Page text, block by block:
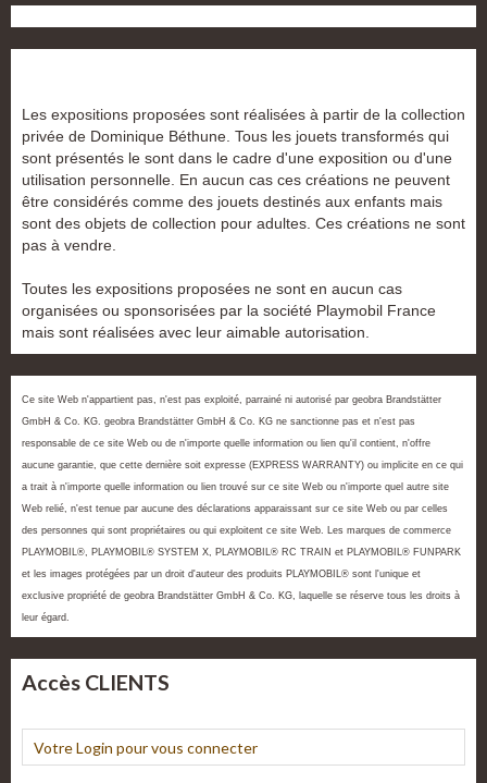
Les expositions proposées sont réalisées à partir de la collection
privée de Dominique Béthune. Tous les jouets transformés qui
sont présentés le sont dans le cadre d'une exposition ou d'une
utilisation personnelle. En aucun cas ces créations ne peuvent
être considérés comme des jouets destinés aux enfants mais
sont des objets de collection pour adultes. Ces créations ne sont
pas à vendre.
Toutes les expositions proposées ne sont en aucun cas
organisées ou sponsorisées par la société Playmobil France
mais sont réalisées avec leur aimable autorisation.
Ce site Web n'appartient pas, n'est pas exploité, parrainé ni autorisé par geobra Brandstätter
GmbH & Co. KG. geobra Brandstätter GmbH & Co. KG ne sanctionne pas et n'est pas
responsable de ce site Web ou de n'importe quelle information ou lien qu'il contient, n'offre
aucune garantie, que cette dernière soit expresse (EXPRESS WARRANTY) ou implicite en ce qui
a trait à n'importe quelle information ou lien trouvé sur ce site Web ou n'importe quel autre site
Web relié, n'est tenue par aucune des déclarations apparaissant sur ce site Web ou par celles
des personnes qui sont propriétaires ou qui exploitent ce site Web. Les marques de commerce
PLAYMOBIL®, PLAYMOBIL® SYSTEM X, PLAYMOBIL® RC TRAIN et PLAYMOBIL® FUNPARK
et les images protégées par un droit d'auteur des produits PLAYMOBIL® sont l'unique et
exclusive propriété de geobra Brandstätter GmbH & Co. KG, laquelle se réserve tous les droits à
leur égard.
Accès CLIENTS